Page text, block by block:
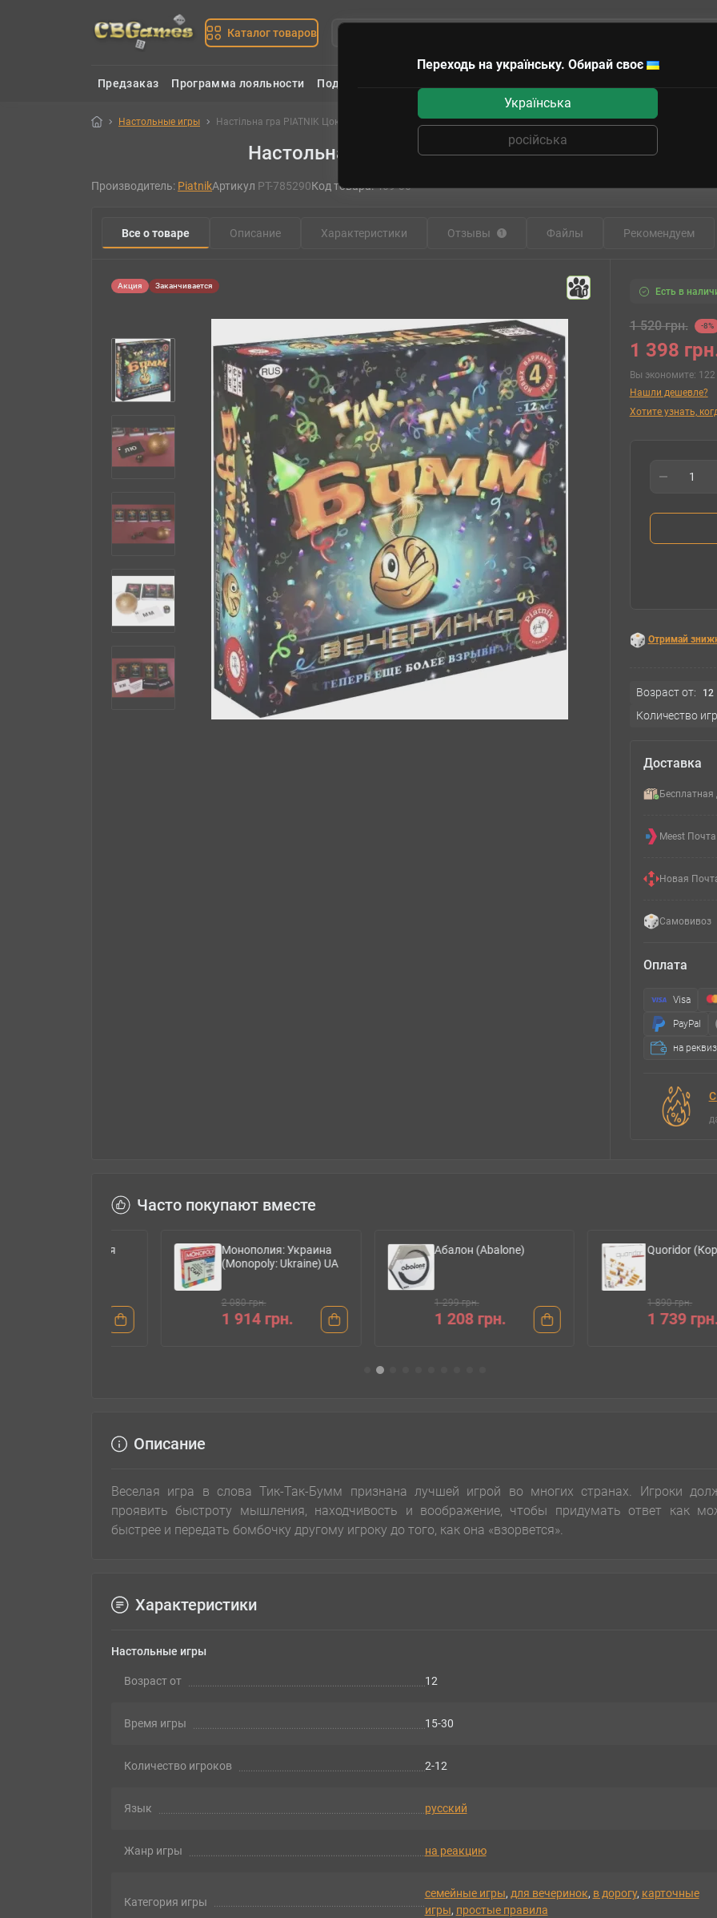
Каталог товаров
Предзаказ Программа лояльности Подарочные сертификаты
Настольные игры Настільна гра PIATNIK Цок-Цок-Бабах Вечірка
Настольная игра Настільна гра PIATNIK Цок-Цок-
Производитель: PiatnikАртикул PT-785290Код товара:409-30
Все о товаре Описание Характеристики Отзывы 1 Файлы Рекомендуем
Акция Заканчивается
10 Есть в
1 520 грн. -8%
1 398
Вы экономите: 122
Нашли дешевле?
Хотите узнать,
Отримай
Возраст от: 12
Количество
Доставка
Бесплатная
Meest Почта
Новая
Самовивоз
Оплата
Visa
PayPal
на
Часто покупают вместе
Монополия: Украина
(Monopoly: Ukraine) UA
1 914 грн.
Абалон (Abalone)
1 208 грн.
Quoridor (Коридор)
1 739 грн.
Описание
Веселая игра в слова Тик-Так-Бумм признана лучшей игрой во многих странах. Игроки
проявить быстроту мышления, находчивость и воображение, чтобы придумать ответ как
быстрее и передать бомбочку другому игроку до того, как она «взорвется».
Характеристики
Настольные игры
Возраст от 12
Время игры 15-30
Количество игроков 2-12
Язык русский
Жанр игры на реакцию
Категория игры
семейные игры, для вечеринок, в дорогу, карточные
игры, простые правила
Переходь на українську. Обирай своє
Українська
російська